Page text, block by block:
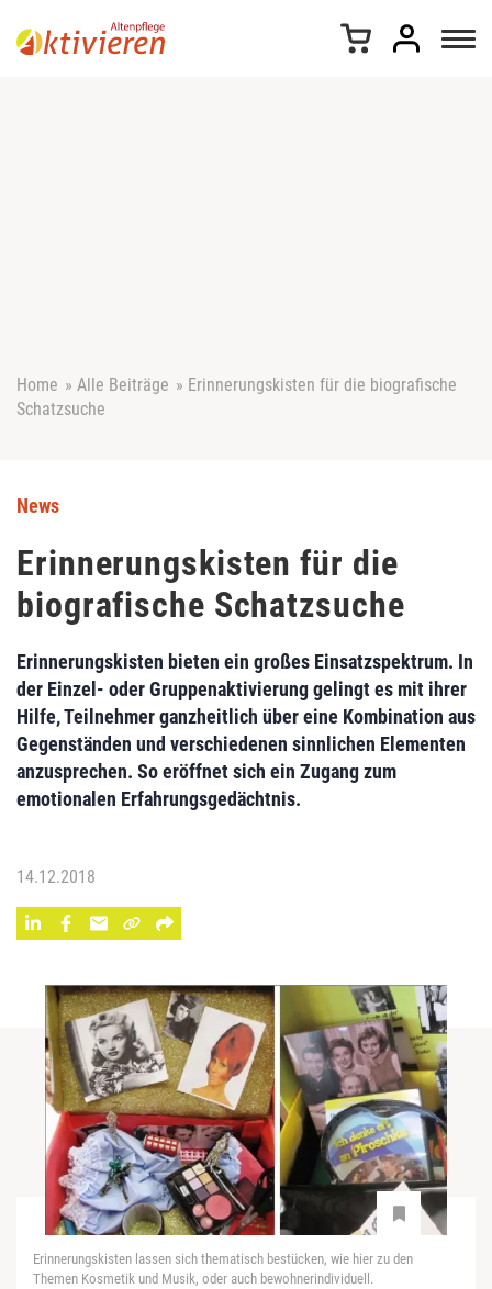
Home » Alle Beiträge » Erinnerungskisten für die biografische
Schatzsuche
News
Erinnerungskisten für die
biografische Schatzsuche
Erinnerungskisten bieten ein großes Einsatzspektrum. In
der Einzel- oder Gruppenaktivierung gelingt es mit ihrer
Hilfe, Teilnehmer ganzheitlich über eine Kombination aus
Gegenständen und verschiedenen sinnlichen Elementen
anzusprechen. So eröffnet sich ein Zugang zum
emotionalen Erfahrungsgedächtnis.
14.12.2018
Erinnerungskisten lassen sich thematisch bestücken, wie hier zu den
Themen Kosmetik und Musik, oder auch bewohnerindividuell.